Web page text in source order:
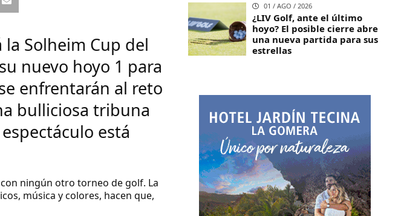
Solheim Cup del
nuevo hoyo 1 para
enfrentarán al reto
bulliciosa tribuna
está
ningún otro torneo de golf. La
música y colores, hacen que,
01 / AGO / 2026
¿LIV Golf, ante el último
hoyo? El posible cierre abre
una nueva partida para sus
estrellas